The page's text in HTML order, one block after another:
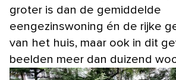
groter is dan de gemiddelde
eengezinswoning én de rijke
van het huis, maar ook in dit
beelden meer dan duizend